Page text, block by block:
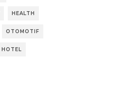
HEALTH
OTOMOTIF
HOTEL